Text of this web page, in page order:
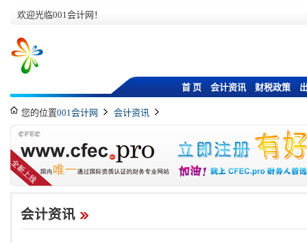
欢迎光临001会计网！
首 页 会计资讯 财税政策
您的位置001会计网 会计资讯
会计资讯